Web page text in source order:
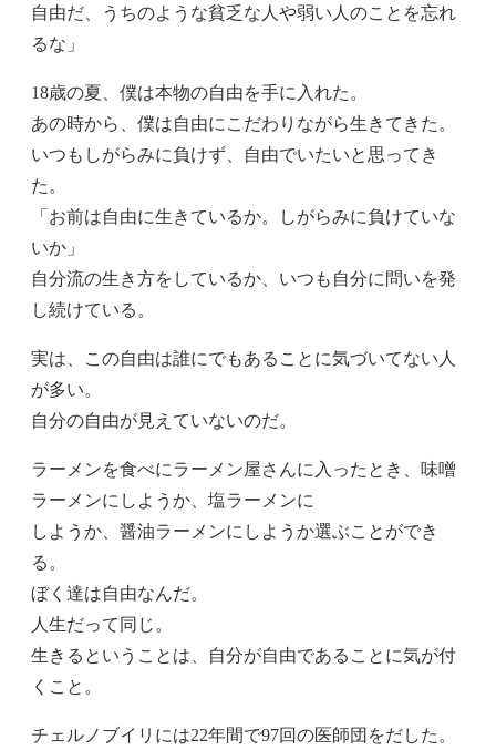
自由だ、うちのような貧乏な人や弱い人のことを忘れ
るな」
18歳の夏、僕は本物の自由を手に入れた。
あの時から、僕は自由にこだわりながら生きてきた。
いつもしがらみに負けず、自由でいたいと思ってき
た。
「お前は自由に生きているか。しがらみに負けていな
いか」
自分流の生き方をしているか、いつも自分に問いを発
し続けている。
実は、この自由は誰にでもあることに気づいてない人
が多い。
自分の自由が見えていないのだ。
ラーメンを食べにラーメン屋さんに入ったとき、味噌
ラーメンにしようか、塩ラーメンに
しようか、醤油ラーメンにしようか選ぶことができ
る。
ぼく達は自由なんだ。
人生だって同じ。
生きるということは、自分が自由であることに気が付
くこと。
チェルノブイリには22年間で97回の医師団をだした。